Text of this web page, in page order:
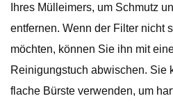
Ihres Mülleimers, um Schmutz
entfernen. Wenn der Filter nicht
möchten, können Sie ihn mit
Reinigungstuch abwischen. Sie
flache Bürste verwenden, um